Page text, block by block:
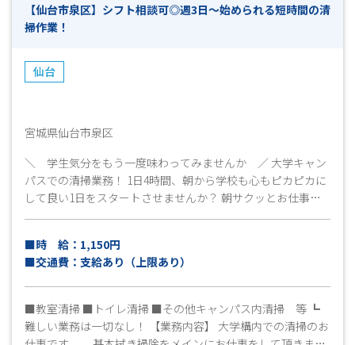
▼ （ これまでの職務経歴やお仕事へのご希望等お聞か
せください ） ◎工場見学 ▼ （ 見学後、就業希望確認
～7日程度 ） ◎勤務スタート ※上記は目安となりますの
で、予めご了承ください。
【仙台市泉区】シフト相談可◎週3日～始められる短時間の清
掃作業！
仙台
宮城県仙台市泉区
＼ 学生気分をもう一度味わってみませんか ／ 大学キャン
パスでの清掃業務！ 1日4時間、朝から学校も心もピカピカに
して良い1日をスタートさせませんか？ 朝サクッとお仕事！W
ワークやプライベート時間を有効に使えますよ！ 体を動かす
事をされたい方、お掃除が好きな方大歓迎！ 作業は一からお
教えしますので初めての方も安心◎ またシニア層のスタッフ
さんも活躍中です!! どなたでもお気軽にご応募ください！
■時 給：1,150円
■交通費：支給あり（上限あり）
■教室清掃 ■トイレ清掃 ■その他キャンパス内清掃 等 ┗
難しい業務は一切なし！ 【業務内容】 大学構内での清掃のお